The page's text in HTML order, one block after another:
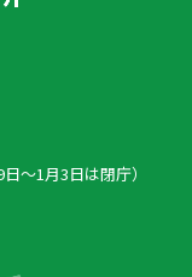
〜1月3日は閉庁）